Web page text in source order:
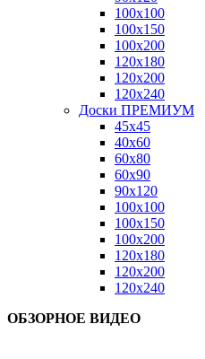
100x100
100x150
100x200
120x180
120x200
120x240
Доски ПРЕМИУМ
45x45
40x60
60x80
60x90
90x120
100x100
100x150
100x200
120x180
120x200
120x240
ОБЗОРНОЕ ВИДЕО